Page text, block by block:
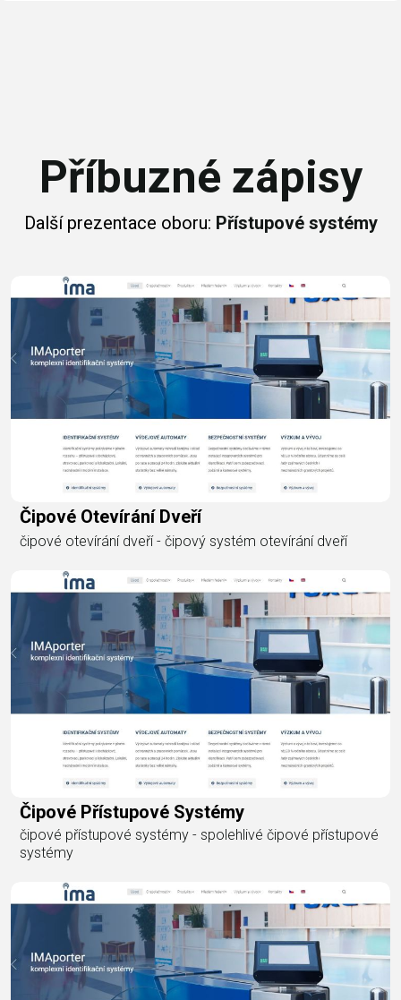
Příbuzné zápisy
Další prezentace oboru: Přístupové systémy
Čipové Otevírání Dveří
čipové otevírání dveří - čipový systém otevírání dveří
Čipové Přístupové Systémy
čipové přístupové systémy - spolehlivé čipové přístupové
systémy